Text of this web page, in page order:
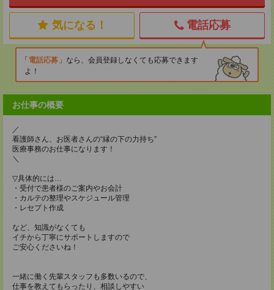
気になる！ 電話応募
電話応募
なら、会員登録しなくても応募できます
よ！
お仕事の概要
／
看護師さん、お医者さんの“縁の下の力持ち”
医療事務のお仕事になります！
＼
▽具体的には…
・受付で患者様のご案内やお会計
・カルテの整理やスケジュール管理
・レセプト作成
など、知識がなくても
イチから丁寧にサポートしますので
ご安心くださいね！
一緒に働く先輩スタッフも多数いるので、
仕事を教えてもらったり、相談しやすい